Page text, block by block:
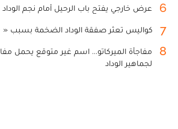
6 عرض خارجي يفتح باب الرحيل أمام نجم الوداد
7 كواليس تعثر صفقة الوداد الضخمة بسبب
8
مفاجأة الميركاتو... اسم غير متوقع يحمل
لجماهير الوداد